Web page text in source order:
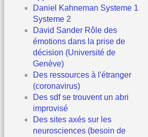
Daniel Kahneman Systeme 1
Systeme 2
David Sander Rôle des
émotions dans la prise de
décision (Université de
Genève)
Des ressources à l'étranger
(coronavirus)
Des sdf se trouvent un abri
improvisé
Des sites axés sur les
neurosciences (besoin de